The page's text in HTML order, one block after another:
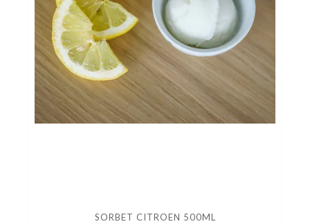
SORBET CITROEN 500ML